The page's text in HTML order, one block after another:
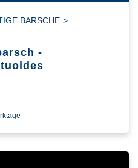
BARSCHE >
-